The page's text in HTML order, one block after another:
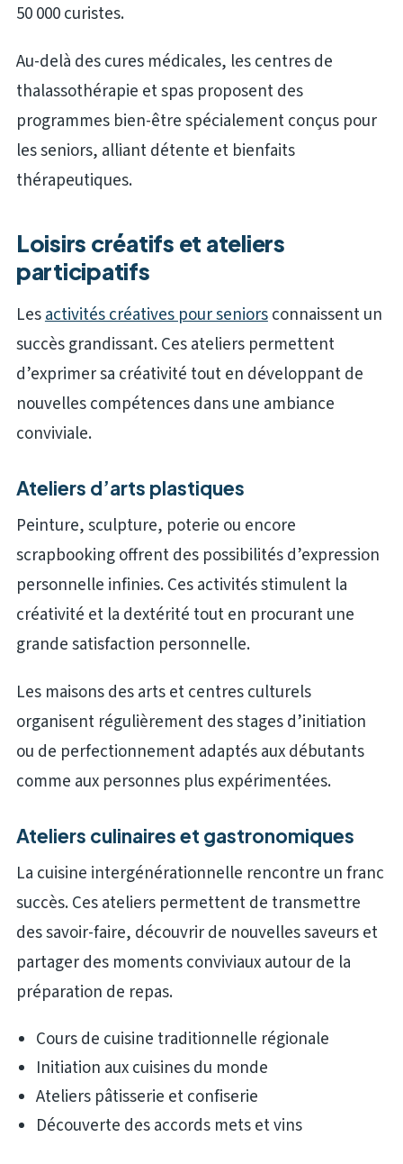
50 000 curistes.
Au-delà des cures médicales, les centres de
thalassothérapie et spas proposent des
programmes bien-être spécialement conçus pour
les seniors, alliant détente et bienfaits
thérapeutiques.
Loisirs créatifs et ateliers
participatifs
Lesactivités créatives pour seniorsconnaissent un
succès grandissant. Ces ateliers permettent
d’exprimer sa créativité tout en développant de
nouvelles compétences dans une ambiance
conviviale.
Ateliers d’arts plastiques
Peinture, sculpture, poterie ou encore
scrapbooking offrent des possibilités d’expression
personnelle infinies. Ces activités stimulent la
créativité et la dextérité tout en procurant une
grande satisfaction personnelle.
Les maisons des arts et centres culturels
organisent régulièrement des stages d’initiation
ou de perfectionnement adaptés aux débutants
comme aux personnes plus expérimentées.
Ateliers culinaires et gastronomiques
La cuisine intergénérationnelle rencontre un franc
succès. Ces ateliers permettent de transmettre
des savoir-faire, découvrir de nouvelles saveurs et
partager des moments conviviaux autour de la
préparation de repas.
Cours de cuisine traditionnelle régionale
Initiation aux cuisines du monde
Ateliers pâtisserie et confiserie
Découverte des accords mets et vins